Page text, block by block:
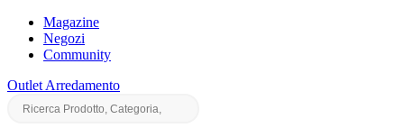
Magazine
Negozi
Community
Outlet Arredamento